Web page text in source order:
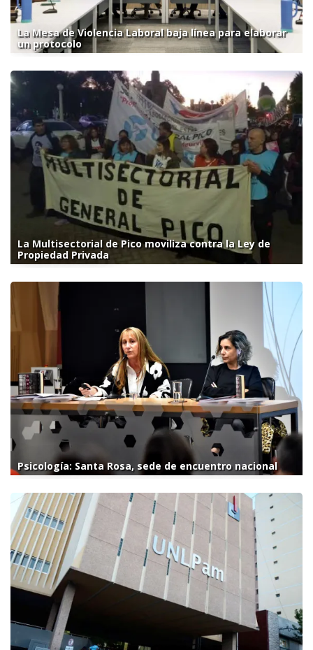
La Mesa de Violencia Laboral baja línea para elaborar
un protocolo
La Multisectorial de Pico moviliza contra la Ley de
Propiedad Privada
Psicología: Santa Rosa, sede de encuentro nacional